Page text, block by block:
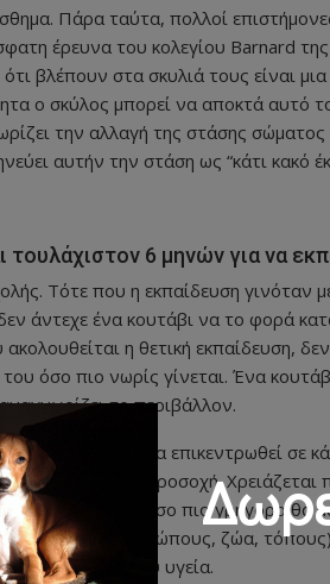
Πάρα ταύτα, πολλοί
έρευνα του κολεγίου Barnard
ότι βλέπουν στα σκυλιά τους είναι
ο σκύλος μπορεί να αποκτά αυτό το
την αλλαγή της στάσης σώματος
αυτήν την στάση ως “κάτι κακό
τουλάχιστον 6 μηνών για να
Τότε που η εκπαίδευση γινόταν
άντεχε ένα κουτάβι να το φορά
η θετική εκπαίδευση,
όσο πιο νωρίς γίνεται. Ένα
το περιβάλλον.
δυσκολεύεται να επικεντρωθεί σε
αποσπά την προσοχή. Χρειάζεται
εκπαίδευση, τόσο πιο γρήγορα θα
τον κόσμο (ανθρώπους, ζώα,
ψυχολογική του υγεία.